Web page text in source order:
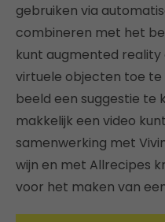
gebruiken via
combineren met het
kunt augmented reality
virtuele objecten toe te
beeld een suggestie te
makkelijk een video
samenwerking met
wijn en met Allrecipes
voor het maken van